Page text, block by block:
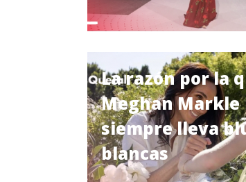
La razón por la
Meghan Markle
siempre lleva
blancas